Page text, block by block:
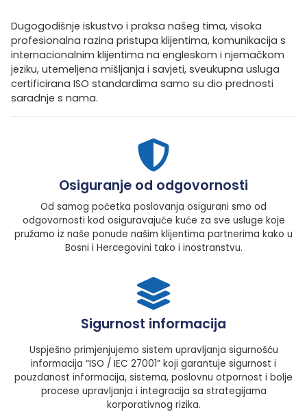
Dugogodišnje iskustvo i praksa našeg tima, visoka
profesionalna razina pristupa klijentima, komunikacija s
internacionalnim klijentima na engleskom i njemačkom
jeziku, utemeljena mišljanja i savjeti, sveukupna usluga
certificirana ISO standardima samo su dio prednosti
saradnje s nama.
Osiguranje od odgovornosti
Od samog početka poslovanja osigurani smo od
odgovornosti kod osiguravajuće kuće za sve usluge koje
pružamo iz naše ponude našim klijentima partnerima kako u
Bosni i Hercegovini tako i inostranstvu.
Sigurnost informacija
Uspješno primjenjujemo sistem upravljanja sigurnošću
informacija “ISO / IEC 27001” koji garantuje sigurnost i
pouzdanost informacija, sistema, poslovnu otpornost i bolje
procese upravljanja i integracija sa strategijama
korporativnog rizika.